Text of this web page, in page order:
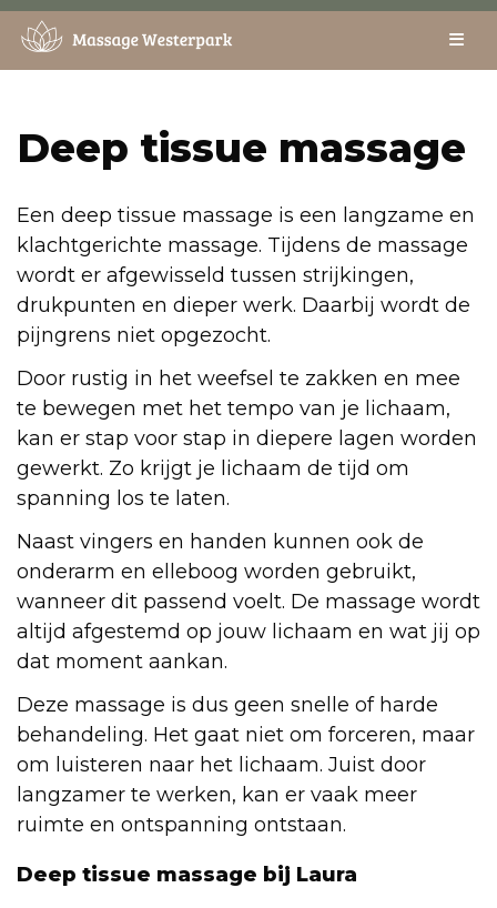
Skip
content
Deep tissue massage
Een deep tissue massage is een langzame en
klachtgerichte massage. Tijdens de massage
wordt er afgewisseld tussen strijkingen,
drukpunten en dieper werk. Daarbij wordt de
pijngrens niet opgezocht.
Door rustig in het weefsel te zakken en mee
te bewegen met het tempo van je lichaam,
kan er stap voor stap in diepere lagen worden
gewerkt. Zo krijgt je lichaam de tijd om
spanning los te laten.
Naast vingers en handen kunnen ook de
onderarm en elleboog worden gebruikt,
wanneer dit passend voelt. De massage wordt
altijd afgestemd op jouw lichaam en wat jij op
dat moment aankan.
Deze massage is dus geen snelle of harde
behandeling. Het gaat niet om forceren, maar
om luisteren naar het lichaam. Juist door
langzamer te werken, kan er vaak meer
ruimte en ontspanning ontstaan.
Deep tissue massage bij Laura